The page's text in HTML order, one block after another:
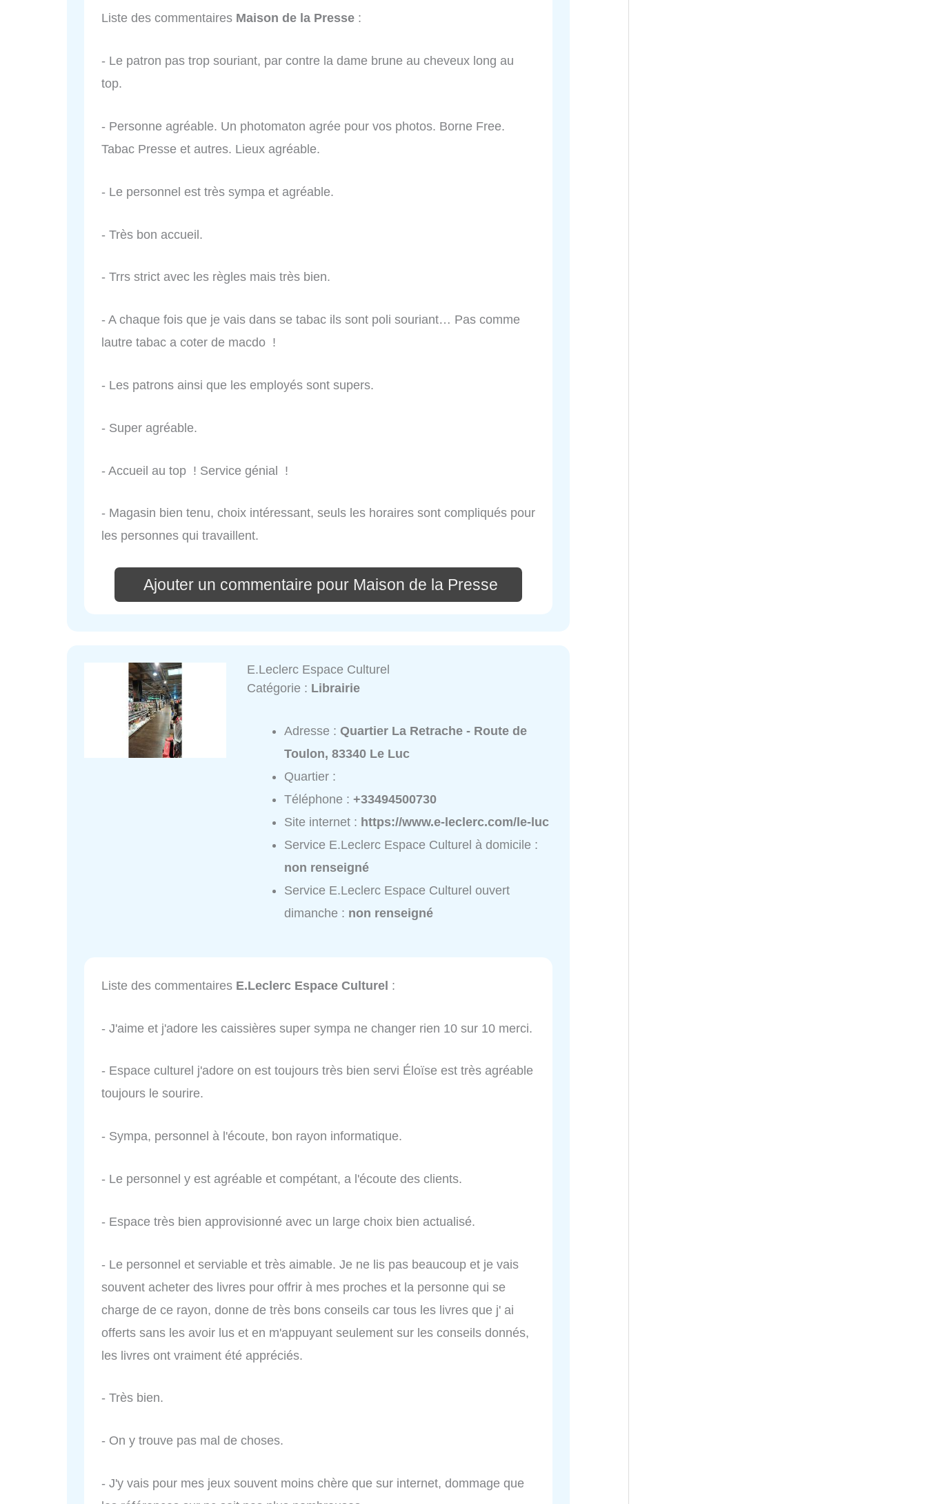
Liste des commentaires Maison de la Presse :
- Le patron pas trop souriant, par contre la dame brune au cheveux long au
top.
- Personne agréable. Un photomaton agrée pour vos photos. Borne Free.
Tabac Presse et autres. Lieux agréable.
- Le personnel est très sympa et agréable.
- Très bon accueil.
- Trrs strict avec les règles mais très bien.
- A chaque fois que je vais dans se tabac ils sont poli souriant… Pas comme
lautre tabac a coter de macdo !
- Les patrons ainsi que les employés sont supers.
- Super agréable.
- Accueil au top ! Service génial !
- Magasin bien tenu, choix intéressant, seuls les horaires sont compliqués pour
les personnes qui travaillent.
Ajouter un commentaire pour Maison de la Presse
E.Leclerc Espace Culturel
Catégorie : Librairie
Adresse :Quartier La Retrache - Route de
Toulon, 83340 Le Luc
Quartier :
Téléphone :+33494500730
Site internet : https://www.e-leclerc.com/le-luc
Service E.Leclerc Espace Culturel à domicile :
non renseigné
Service E.Leclerc Espace Culturel ouvert
dimanche : non renseigné
Liste des commentaires E.Leclerc Espace Culturel :
- J'aime et j'adore les caissières super sympa ne changer rien 10 sur 10 merci.
- Espace culturel j'adore on est toujours très bien servi Éloïse est très agréable
toujours le sourire.
- Sympa, personnel à l'écoute, bon rayon informatique.
- Le personnel y est agréable et compétant, a l'écoute des clients.
- Espace très bien approvisionné avec un large choix bien actualisé.
- Le personnel et serviable et très aimable. Je ne lis pas beaucoup et je vais
souvent acheter des livres pour offrir à mes proches et la personne qui se
charge de ce rayon, donne de très bons conseils car tous les livres que j' ai
offerts sans les avoir lus et en m'appuyant seulement sur les conseils donnés,
les livres ont vraiment été appréciés.
- Très bien.
- On y trouve pas mal de choses.
- J'y vais pour mes jeux souvent moins chère que sur internet, dommage que